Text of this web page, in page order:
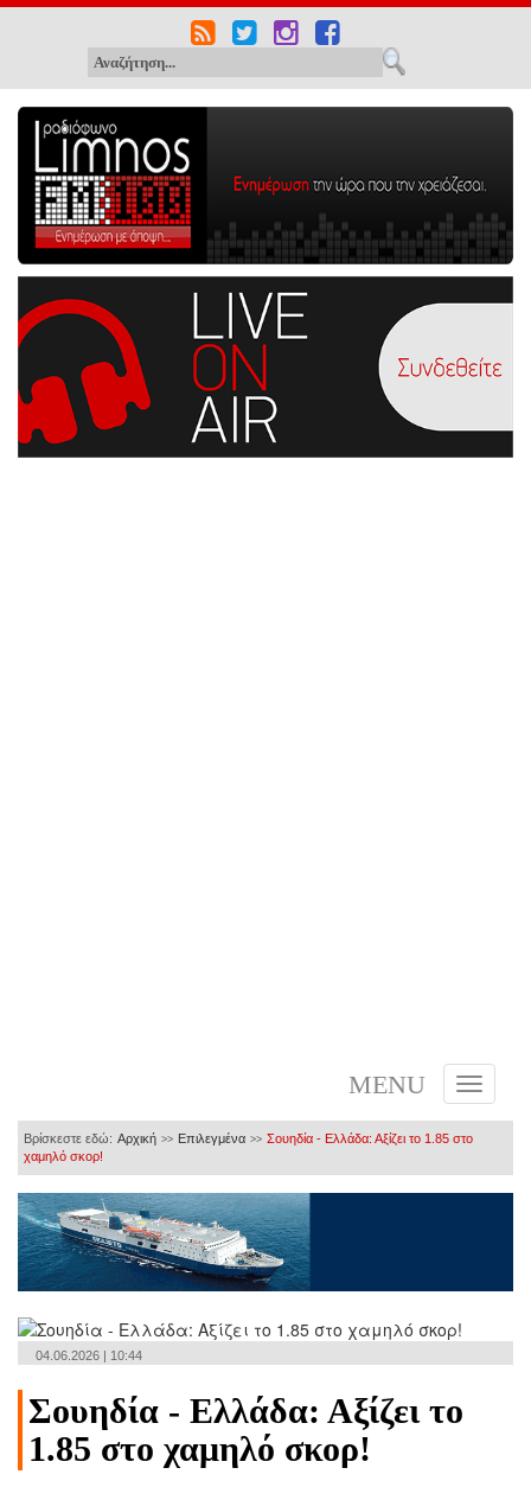
MENU
Βρίσκεστε εδώ: Αρχική >> Επιλεγμένα >> Σουηδία - Ελλάδα: Αξίζει το 1.85 στο
χαμηλό σκορ!
04.06.2026 | 10:44
Σουηδία - Ελλάδα: Αξίζει το
1.85 στο χαμηλό σκορ!